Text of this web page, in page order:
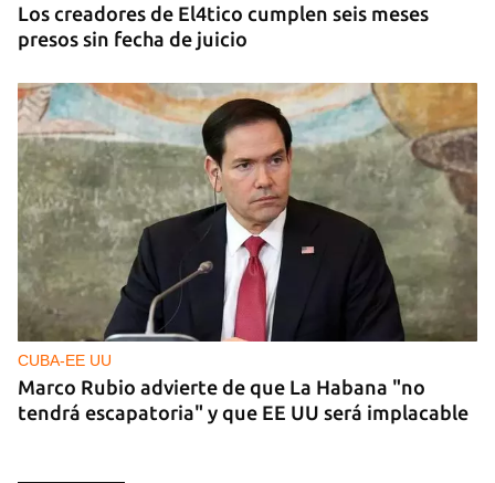
Los creadores de El4tico cumplen seis meses
presos sin fecha de juicio
CUBA-EE UU
Marco Rubio advierte de que La Habana "no
tendrá escapatoria" y que EE UU será implacable